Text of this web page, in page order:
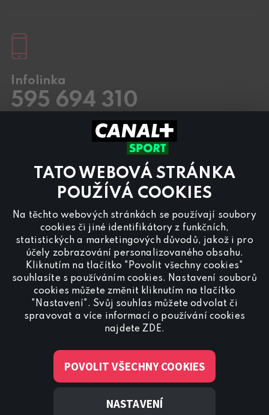
TATO WEBOVÁ STRÁNKA
POUŽÍVÁ COOKIES
Na těchto webových stránkách se používají soubory
cookies či jiné identifikátory z funkčních,
statistických a marketingových důvodů, jakož i pro
účely zobrazování personalizovaného obsahu.
Kliknutím na tlačítko "Povolit všechny cookies"
souhlasíte s používáním cookies. Nastavení souborů
cookies můžete změnit kliknutím na tlačítko
"Nastavení". Svůj souhlas můžete odvolat či
spravovat a více informací o používání cookies
najdeteZDE.
POVOLIT VŠECHNY COOKIES
NASTAVENÍ
Infolinka
595 694 310
8.00 – 20:00
8.00 – 18:00
inzerci na programu CANAL+ Sport
nás
kontaktujte nareklama@canalplus.cz
Naši redakci kontaktujete na
redakce@canalplus.cz
Spojte se s CANAL+ Sport